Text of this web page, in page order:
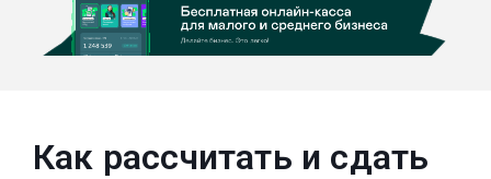
Как рассчитать и сдать